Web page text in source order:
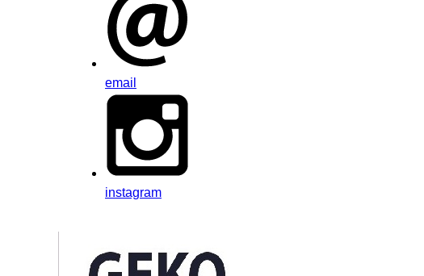
email
instagram